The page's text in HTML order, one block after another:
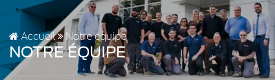
Accueil Notre équipe
NOTRE ÉQUIPE